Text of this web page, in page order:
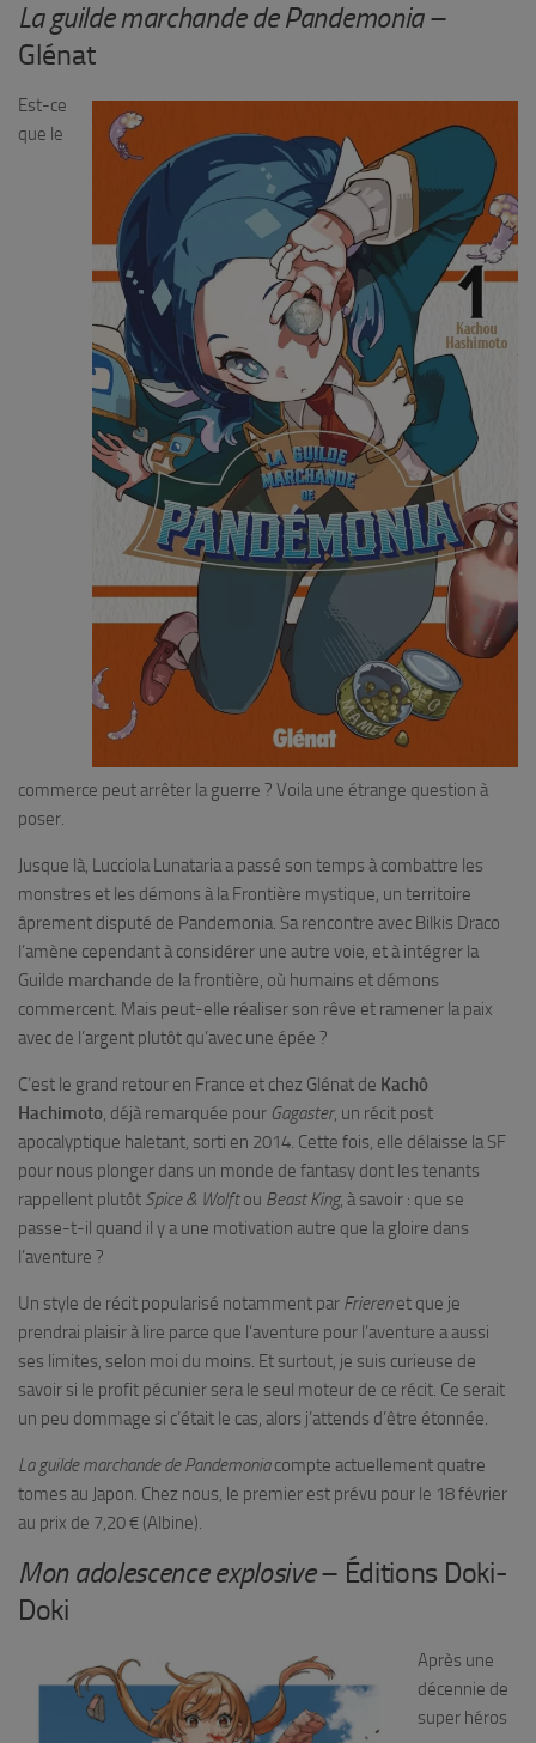
La guilde marchande de Pandemonia–
Glénat
Est-ce
que le
commerce peut arrêter la guerre ? Voila une étrange question à
poser.
Jusque là, Lucciola Lunataria a passé son temps à combattre les
monstres et les démons à la Frontière mystique, un territoire
âprement disputé de Pandemonia. Sa rencontre avec Bilkis Draco
l’amène cependant à considérer une autre voie, et à intégrer la
Guilde marchande de la frontière, où humains et démons
commercent. Mais peut-elle réaliser son rêve et ramener la paix
avec de l’argent plutôt qu’avec une épée ?
C’est le grand retour en France et chez Glénat de Kachô
Hachimoto, déjà remarquée pour Gagaster, un récit post
apocalyptique haletant, sorti en 2014. Cette fois, elle délaisse la SF
pour nous plonger dans un monde de fantasy dont les tenants
rappellent plutôt Spice & Wolftou Beast King, à savoir : que se
passe-t-il quand il y a une motivation autre que la gloire dans
l’aventure ?
Un style de récit popularisé notamment par Frierenet que je
prendrai plaisir à lire parce que l’aventure pour l’aventure a aussi
ses limites, selon moi du moins. Et surtout, je suis curieuse de
savoir si le profit pécunier sera le seul moteur de ce récit. Ce serait
un peu dommage si c’était le cas, alors j’attends d’être étonnée.
La guilde marchande de Pandemoniacompte actuellement quatre
tomes au Japon. Chez nous, le premier est prévu pour le 18 février
au prix de 7,20 € (Albine).
Mon adolescence explosive– Éditions Doki-
Doki
Après une
décennie de
super héros